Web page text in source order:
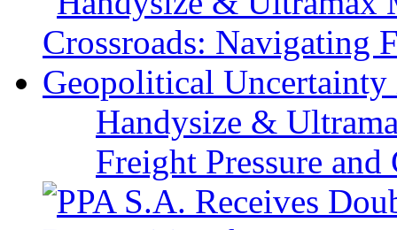
Handysize &
Freight Pressure